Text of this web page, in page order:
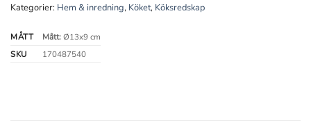
Kategorier: Hem & inredning, Köket, Köksredskap
MÅTT Mått:Ø13x9 cm
SKU
170487540